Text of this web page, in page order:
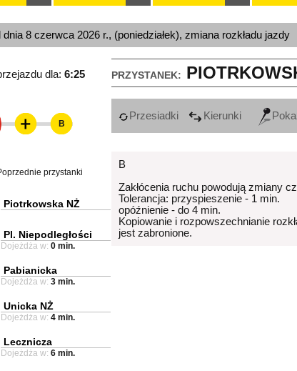
dnia 8 czerwca 2026 r., (poniedziałek), zmiana rozkładu jazdy
PRZYSTANEK:
dla: 6:25
Przesiadki Kierunki
B
Zakłócenia ruchu powodują zmiany
Tolerancja: przyspieszenie - 1 min.
opóźnienie - do 4 min.
Kopiowanie i rozpowszechnianie
jest zabronione.
B
przystanki
Piotrkowska NŻ
Pl. Niepodległości
Dojeżdża w: 0 min.
Pabianicka
Dojeżdża w: 3 min.
Unicka NŻ
Dojeżdża w: 4 min.
Lecznicza
Dojeżdża w: 6 min.